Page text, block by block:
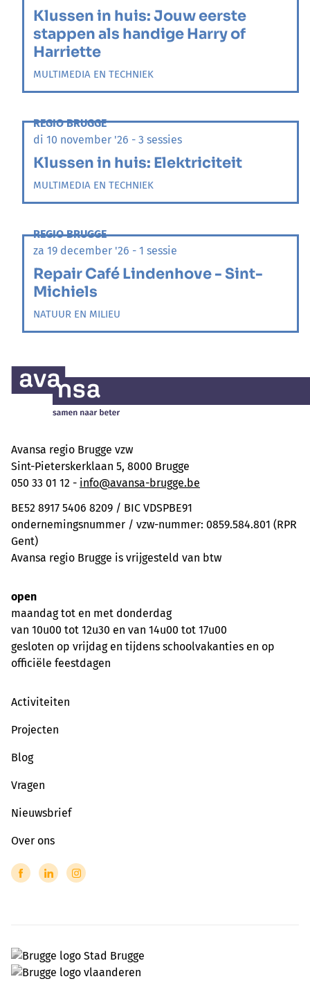
Klussen in huis: Jouw eerste
stappen als handige Harry of
Harriette
MULTIMEDIA EN TECHNIEK
REGIO BRUGGE
di 10 november '26 - 3 sessies
Klussen in huis: Elektriciteit
MULTIMEDIA EN TECHNIEK
REGIO BRUGGE
za 19 december '26 - 1 sessie
Repair Café Lindenhove - Sint-
Michiels
NATUUR EN MILIEU
Avansa regio Brugge vzw
Sint-Pieterskerklaan 5, 8000 Brugge
050 33 01 12 - info@avansa-brugge.be
BE52 8917 5406 8209 / BIC VDSPBE91
ondernemingsnummer / vzw-nummer: 0859.584.801 (RPR
Gent)
Avansa regio Brugge is vrijgesteld van btw
open
maandag tot en met donderdag
van 10u00 tot 12u30 en van 14u00 tot 17u00
gesloten op vrijdag en tijdens schoolvakanties en op
officiële feestdagen
Activiteiten
Projecten
Blog
Vragen
Nieuwsbrief
Over ons